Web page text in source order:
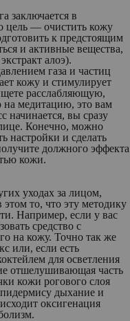
заключается в
цель — очистить кожу
к предстоящим
и активные вещества,
алоэ).
газа и частиц
кожу и стимулирует
расслабляющую,
медитацию, это вам
начинается, вы сразу
Конечно, можно
настройки и сделать
должного эффекта
кожи.
уходах за лицом,
то, что эту методику
Например, если у вас
средство с
на кожу. Точно так же
или, если есть
для осветления
отшелушивающая часть
кожи рогового слоя
дыхание и
оксигенация